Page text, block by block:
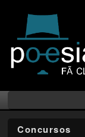
Concursos